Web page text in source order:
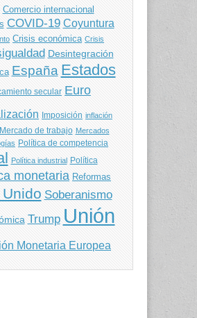
Comercio internacional
COVID-19 Coyuntura
Crisis económica Crisis
Desintegración
España Estados
secular Euro
Imposición inflación
Mercado de trabajo Mercados
Política de competencia
Política industrial Política
monetaria Reformas
Soberanismo
Trump Unión
Monetaria Europea